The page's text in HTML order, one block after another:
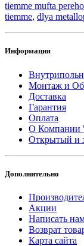
tiemme mufta
tiemme, dlya
Информация
Монтаж и
Доставка
Гарантия
Оплата
О Компании
Открытый и
Дополнительно
Акции
Написать
Возврат
Карта сайта